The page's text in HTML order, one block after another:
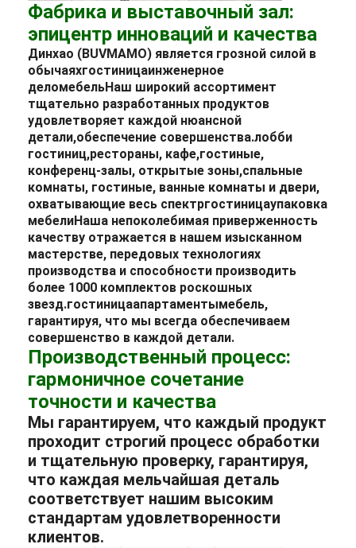
Фабрика и выставочный зал:
эпицентр инноваций и качества
Динхао (BUVMAMO) является грозной силой в
обычаяхгостиницаинженерное
деломебельНаш широкий ассортимент
тщательно разработанных продуктов
удовлетворяет каждой нюансной
детали,обеспечение совершенства.лобби
гостиниц,рестораны, кафе,гостиные,
конференц-залы, открытые зоны,спальные
комнаты, гостиные, ванные комнаты и двери,
охватывающие весь спектргостиницаупаковка
мебелиНаша непоколебимая приверженность
качеству отражается в нашем изысканном
мастерстве, передовых технологиях
производства и способности производить
более 1000 комплектов роскошных
звезд.гостиницаапартаментымебель,
гарантируя, что мы всегда обеспечиваем
совершенство в каждой детали.
Производственный процесс:
гармоничное сочетание
точности и качества
Мы гарантируем, что каждый продукт
проходит строгий процесс обработки
и тщательную проверку, гарантируя,
что каждая мельчайшая деталь
соответствует нашим высоким
стандартам удовлетворенности
клиентов.